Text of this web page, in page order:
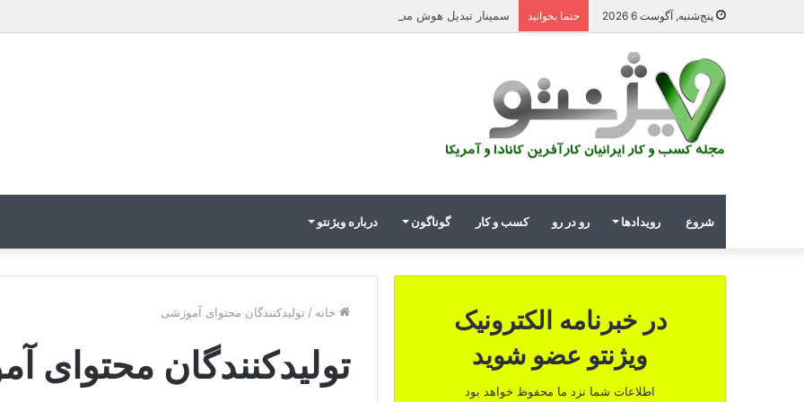
پنج‌شنبه, آگوست 6 2026 حتما بخوانید سمینار تبدیل هوش مصنوعی و رباتیک به دستاوردهای عملیاتی قابل اندازه‌گیری در Curators
شروع رویدادها رو در رو کسب و کار گوناگون درباره ویژنتو
خانه / تولیدکنندگان محتوای آموزشی
تولیدکنندگان محتوای
در خبرنامه الکترونیک
ویژنتو عضو شوید
اطلاعات شما نزد ما محفوظ خواهد بود